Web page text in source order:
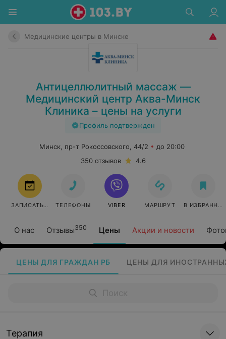
Медицинские центры в Минске
Антицеллюлитный массаж —
Медицинский центр Аква-Минск
Клиника – цены на услуги
Профиль подтвержден
О нас Отзывы350 Цены Акции и новости
Минск, пр-т Рокоссовского, 44/2
до 20:00
350 отзывов
4.6
ЗАПИСАТЬСЯ ТЕЛЕФОНЫ VIBER МАРШРУТ В ИЗБРАННОЕ
ЦЕНЫ ДЛЯ ГРАЖДАН РБ ЦЕНЫ ДЛЯ
Терапия